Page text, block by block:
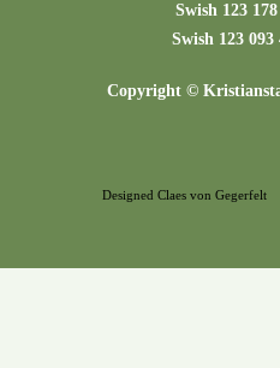
Swish 123 178
Swish 123
Copyright ©
Designed Claes von Gegerfelt